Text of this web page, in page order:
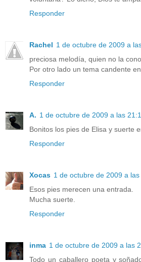
Responder
Rachel 1 de octubre de 2009 a
preciosa melodía, quien no la
Por otro lado un tema candente en
Responder
A. 1 de octubre de 2009 a las
Bonitos los pies de Elisa y suerte
Responder
Xocas 1 de octubre de 2009 a las
Esos pies merecen una entrada.
Mucha suerte.
Responder
inma 1 de octubre de 2009 a las
Todo un caballero poeta y